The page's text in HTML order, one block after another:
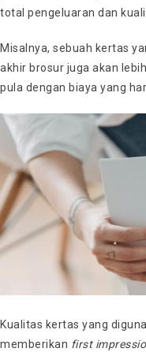
total pengeluaran dan
Misalnya, sebuah kertas
akhir brosur juga akan
pula dengan biaya yang
Kualitas kertas yang
memberikan first